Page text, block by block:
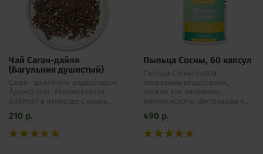
Чай Саган-дайля
(Багульник душистый)
Саган - дайля или рододе́ндрон
А́дамса (лат. Rhododēndron
adāmsii) в переводе с языка...
210 р.
Пыльца Сосны, 60 капсул
Пыльца Сосны богата
полезными веществами,
такими как витамины,
аминокислоты, фитонциды и...
490 р.